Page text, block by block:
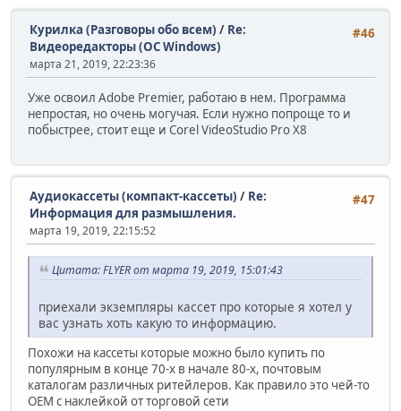
#46
Курилка (Разговоры обо всем) / Re:
Видеоредакторы (ОС Windows)
марта 21, 2019, 22:23:36
Уже освоил Adobe Premier, работаю в нем. Программа
непростая, но очень могучая. Если нужно попроще то и
побыстрее, стоит еще и Corel VideoStudio Pro X8
#47
Аудиокассеты (компакт-кассеты) / Re:
Информация для размышления.
марта 19, 2019, 22:15:52
Цитата: FLYER от марта 19, 2019, 15:01:43
приехали экземпляры кассет про которые я хотел у
вас узнать хоть какую то информацию.
Похожи на кассеты которые можно было купить по
популярным в конце 70-х в начале 80-х, почтовым
каталогам различных ритейлеров. Как правило это чей-то
ОЕМ c наклейкой от торговой сети